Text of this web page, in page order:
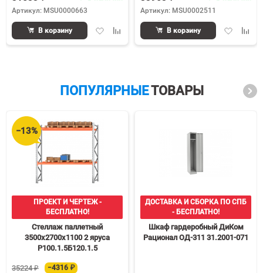
Артикул: MSU0000663
ДобавитьДобавить
В корзину
Артикул: MSU0002511
Добавить
В корзину
ПОПУЛЯРНЫЕТОВАРЫ
−13%
ПРОЕКТ И ЧЕРТЕЖ -
БЕСПЛАТНО!
Стеллаж паллетный
3500х2700х1100 2 яруса
Р100.1.5Б120.1.5
35224 ₽ −4316 ₽
ДОСТАВКА И СБОРКА ПО СПБ
- БЕСПЛАТНО!
Шкаф гардеробный ДиКом
Рационал ОД-311 31.2001-071